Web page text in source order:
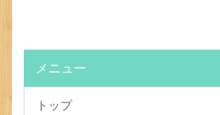
メニュー
トップ